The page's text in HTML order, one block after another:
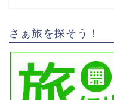
さぁ旅を探そう！